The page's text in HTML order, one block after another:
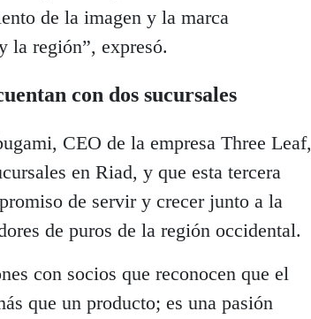
de la imagen y la marca
la región”, expresó.
con dos sucursales
CEO de la empresa Three Leaf,
en Riad, y que esta tercera
de servir y crecer junto a la
de puros de la región occidental.
con socios que reconocen que el
que un producto; es una pasión